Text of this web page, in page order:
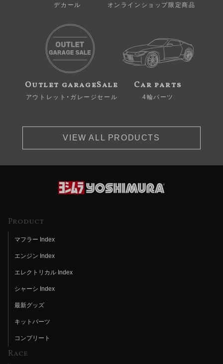
デカール オンラインショップ限定商品
Outlet garageSale
アウトレット・ガレージセール
Car parts
4輪パーツ
VIEW ALL PRODUCTS
Product
マフラー Index
エンジン Index
エレクトリカル Index
シャーシ Index
最新グッズ
キットパーツ
コンプリート
Race